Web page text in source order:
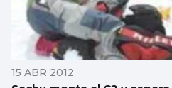
15 ABR 2012